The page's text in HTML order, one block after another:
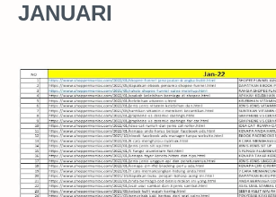
JANUARI